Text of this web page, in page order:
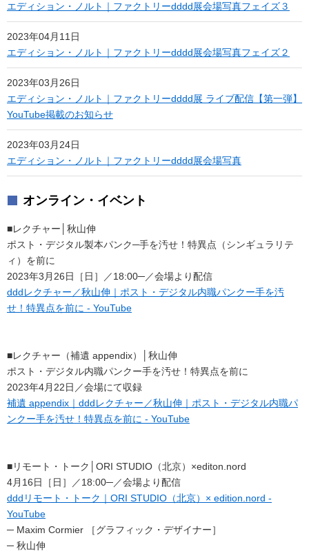
エディション・ノルト｜ファクトリーdddd展会場写真フェイズ３
2023年04月11日
エディション・ノルト｜ファクトリーdddd展会場写真フェイズ２
2023年03月26日
エディション・ノルト｜ファクトリーdddd展 ライブ配信【第一弾】
YouTube掲載のお知らせ
2023年03月24日
エディション・ノルト｜ファクトリーdddd展会場写真
オンライン・イベント
■レクチャー│秋山伸
ポスト・デジタル製本パンク─手を汚せ！特異点（シンギュラリテ
ィ）を前に
2023年3月26日［日］／18:00─／会場より配信
dddレクチャー／秋山伸｜ポスト・デジタル内職パンクー手を汚
せ！特異点を前に - YouTube
■レクチャー（補遺 appendix）│秋山伸
ポスト・デジタル内職パンクー手を汚せ！特異点を前に
2023年4月22日／会場にて収録
補遺 appendix｜dddレクチャー／秋山伸｜ポスト・デジタル内職パ
ンクー手を汚せ！特異点を前に - YouTube
■リモート・トーク│ORI STUDIO（北京）×editon.nord
4月16日［日］／18:00─／会場より配信
dddリモート・トーク｜ORI STUDIO（北京）× edition.nord -
YouTube
─ Maxim Cormier ［グラフィック・デザイナー］
─ 秋山伸